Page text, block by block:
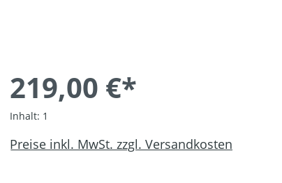
219,00 €*
Inhalt: 1
Preise inkl. MwSt. zzgl. Versandkosten